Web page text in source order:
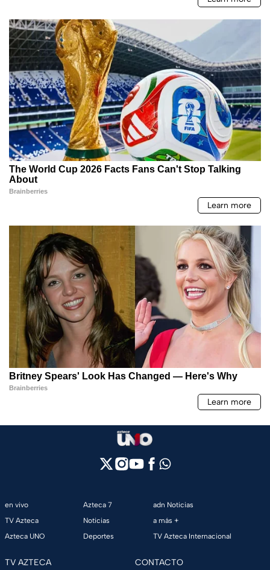
en vivo
TV Azteca
Azteca UNO
Azteca 7
Noticias
Deportes
adn Noticias
a más +
TV Azteca Internacional
TV AZTECA CONTACTO